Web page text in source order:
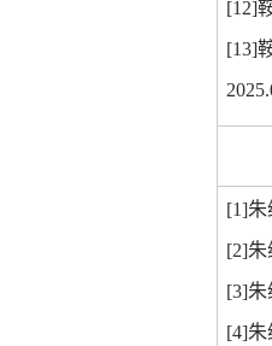
[12]
[13]
[1]朱
[2]朱
[3]朱
[4]朱